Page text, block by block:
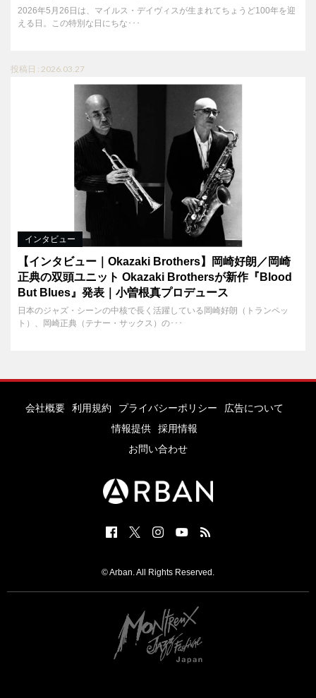
2026年5月26日は、マイルス・デイヴィスが生まれてちょうど100年を迎
える日。この特別な日にちな･･･
投稿日 : 2026.03.27
インタビュー
【インタビュー｜Okazaki Brothers】岡崎好朗／岡崎
正典の双頭ユニット Okazaki Brothersが新作『Blood
But Blues』発表｜小曽根真プロデュース
日本のジャズ・シーンの中核で長く活躍している岡崎好朗（トランペッ
ト）、岡崎正典（テナー・サックス）の･･･
会社概要 利用規約 プライバシーポリシー
広告について
情報提供
採用情報
お問い合わせ
© Arban. All Rights Reserved.